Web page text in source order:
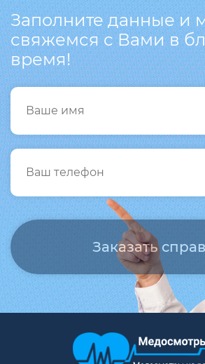
Заполните данные и
свяжемся с Вами в
время!